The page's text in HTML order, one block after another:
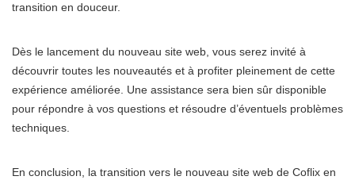
transition en douceur.
Dès le lancement du nouveau site web, vous serez invité à
découvrir toutes les nouveautés et à profiter pleinement de cette
expérience améliorée. Une assistance sera bien sûr disponible
pour répondre à vos questions et résoudre d’éventuels problèmes
techniques.
En conclusion, la transition vers le nouveau site web de Coflix en